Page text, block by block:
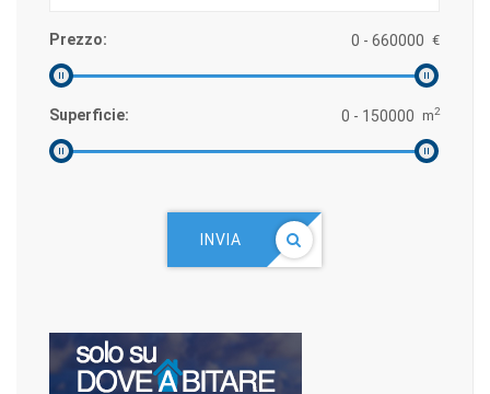
Prezzo: €
Superficie: m2
INVIA